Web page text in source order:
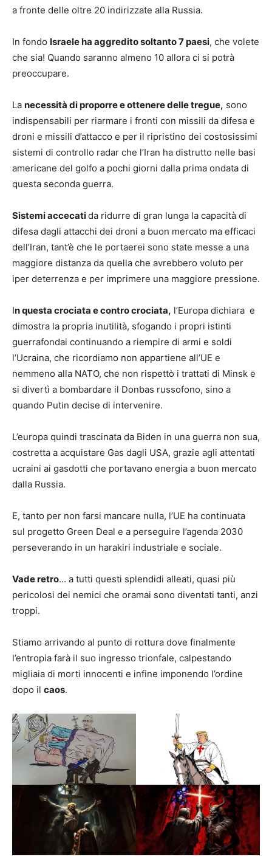
a fronte delle oltre 20 indirizzate alla Russia.
In fondo Israele ha aggredito soltanto 7 paesi, che volete
che sia! Quando saranno almeno 10 allora ci si potrà
preoccupare.
La necessità di proporre e ottenere delle tregue, sono
indispensabili per riarmare i fronti con missili da difesa e
droni e missili d’attacco e per il ripristino dei costosissimi
sistemi di controllo radar che l’Iran ha distrutto nelle basi
americane del golfo a pochi giorni dalla prima ondata di
questa seconda guerra.
Sistemi accecatida ridurre di gran lunga la capacità di
difesa dagli attacchi dei droni a buon mercato ma efficaci
dell’Iran, tant’è che le portaerei sono state messe a una
maggiore distanza da quella che avrebbero voluto per
iper deterrenza e per imprimere una maggiore pressione.
In questa crociata e contro crociata, l’Europa dichiara e
dimostra la propria inutilità, sfogando i propri istinti
guerrafondai continuando a riempire di armi e soldi
l’Ucraina, che ricordiamo non appartiene all’UE e
nemmeno alla NATO, che non rispettò i trattati di Minsk e
si divertì a bombardare il Donbas russofono, sino a
quando Putin decise di intervenire.
L’europa quindi trascinata da Biden in una guerra non sua,
costretta a acquistare Gas dagli USA, grazie agli attentati
ucraini ai gasdotti che portavano energia a buon mercato
dalla Russia.
E, tanto per non farsi mancare nulla, l’UE ha continuata
sul progetto Green Deal e a perseguire l’agenda 2030
perseverando in un harakiri industriale e sociale.
Vade retro… a tutti questi splendidi alleati, quasi più
pericolosi dei nemici che oramai sono diventati tanti, anzi
troppi.
Stiamo arrivando al punto di rottura dove finalmente
l’entropia farà il suo ingresso trionfale, calpestando
migliaia di morti innocenti e infine imponendo l’ordine
dopo il caos.